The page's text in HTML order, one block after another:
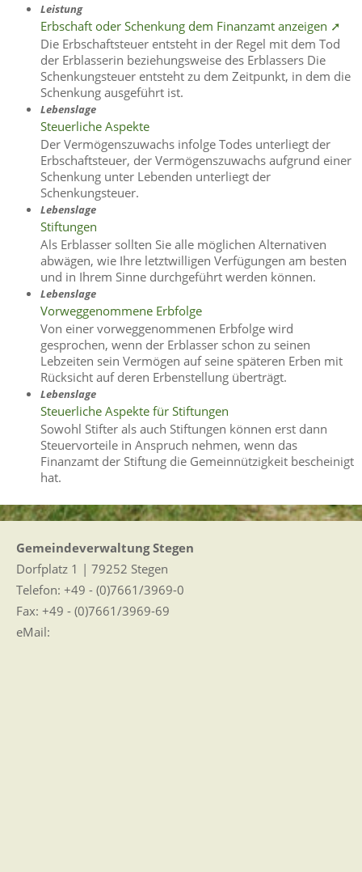
Leistung
Erbschaft oder Schenkung dem Finanzamt anzeigen ➚
Die Erbschaftsteuer entsteht in der Regel mit dem Tod
der Erblasserin beziehungsweise des Erblassers Die
Schenkungsteuer entsteht zu dem Zeitpunkt, in dem die
Schenkung ausgeführt ist.
Lebenslage
Steuerliche Aspekte
Der Vermögenszuwachs infolge Todes unterliegt der
Erbschaftsteuer, der Vermögenszuwachs aufgrund einer
Schenkung unter Lebenden unterliegt der
Schenkungsteuer.
Lebenslage
Stiftungen
Als Erblasser sollten Sie alle möglichen Alternativen
abwägen, wie Ihre letztwilligen Verfügungen am besten
und in Ihrem Sinne durchgeführt werden können.
Lebenslage
Vorweggenommene Erbfolge
Von einer vorweggenommenen Erbfolge wird
gesprochen, wenn der Erblasser schon zu seinen
Lebzeiten sein Vermögen auf seine späteren Erben mit
Rücksicht auf deren Erbenstellung überträgt.
Lebenslage
Steuerliche Aspekte für Stiftungen
Sowohl Stifter als auch Stiftungen können erst dann
Steuervorteile in Anspruch nehmen, wenn das
Finanzamt der Stiftung die Gemeinnützigkeit bescheinigt
hat.
Gemeindeverwaltung Stegen
Dorfplatz 1 | 79252 Stegen
Telefon: +49 - (0)7661/3969-0
Fax: +49 - (0)7661/3969-69
eMail: